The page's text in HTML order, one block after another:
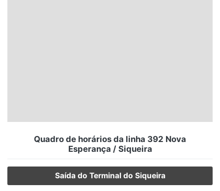
Quadro de horários da linha 392 Nova
Esperança / Siqueira
Saída do Terminal do Siqueira